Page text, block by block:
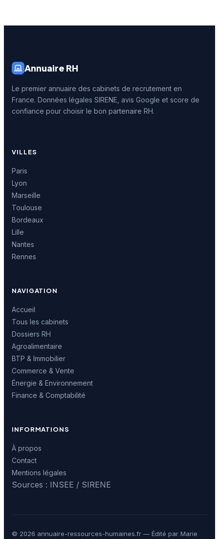
Annuaire RH
Le premier annuaire des cabinets de recrutement en
France. Données légales SIRENE, avis Google et score de
confiance pour choisir le bon partenaire RH.
VILLES
Paris
Lyon
Marseille
Toulouse
Bordeaux
Lille
Nantes
Rennes
NAVIGATION
Accueil
Tous les cabinets
Dossiers RH
Agroalimentaire
BTP & Immobilier
Commerce & Vente
Énergie & Environnement
Finance & Comptabilité
INFORMATIONS
À propos
Contact
Mentions légales
Sources : INSEE / SIRENE
© 2026 annuaire-ressources-humaines.fr — Édité par Marie